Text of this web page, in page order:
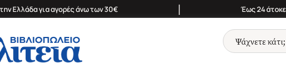
Ελλάδα για αγορές άνω των 30€ | Έως 24